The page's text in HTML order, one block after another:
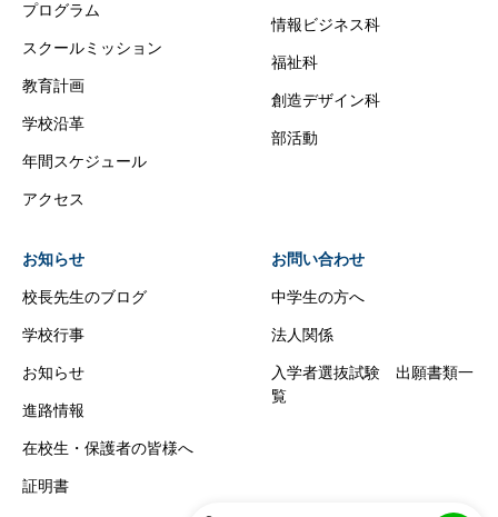
プログラム
スクールミッション
教育計画
学校沿革
年間スケジュール
アクセス
情報ビジネス科
福祉科
創造デザイン科
部活動
お知らせ
校長先生のブログ
学校行事
お知らせ
進路情報
在校生・保護者の皆様へ
証明書
お問い合わせ
中学生の方へ
法人関係
入学者選抜試験 出願書類一
覧